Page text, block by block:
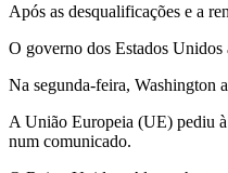
Após as desqualificações e a
O governo dos Estados
Na segunda-feira, Washington
A União Europeia (UE) pediu
num comunicado.